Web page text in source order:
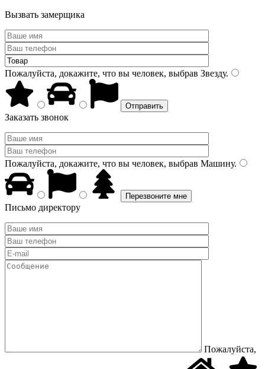
Вызвать замерщика
Пожалуйста, докажите, что вы человек, выбрав Звезду.
Заказать звонок
Пожалуйста, докажите, что вы человек, выбрав Машину.
Письмо директору
Пожалуйста,